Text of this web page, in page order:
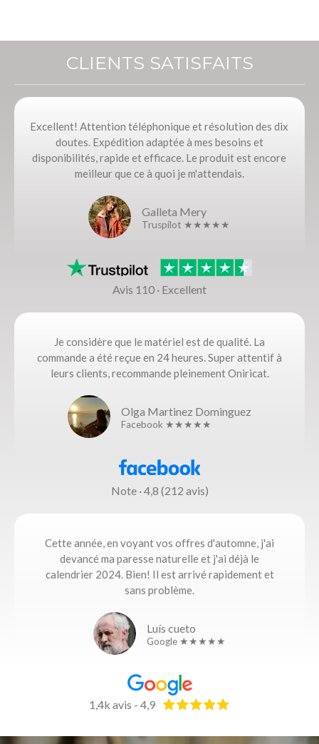
CLIENTS SATISFAITS
Excellent! Attention téléphonique et résolution des dix
doutes. Expédition adaptée à mes besoins et
disponibilités, rapide et efficace. Le produit est encore
meilleur que ce à quoi je m'attendais.
Galleta Mery
Truspilot ★★★★★
Avis 110 · Excellent
Je considère que le matériel est de qualité. La
commande a été reçue en 24 heures. Super attentif à
leurs clients, recommande pleinement Oniricat.
Olga Martinez Dominguez
Facebook ★★★★★
Note · 4,8 (212 avis)
Cette année, en voyant vos offres d'automne, j'ai
devancé ma paresse naturelle et j'ai déjà le
calendrier 2024. Bien! Il est arrivé rapidement et
sans problème.
Luís cueto
Google ★★★★★
1,4k avis - 4,9